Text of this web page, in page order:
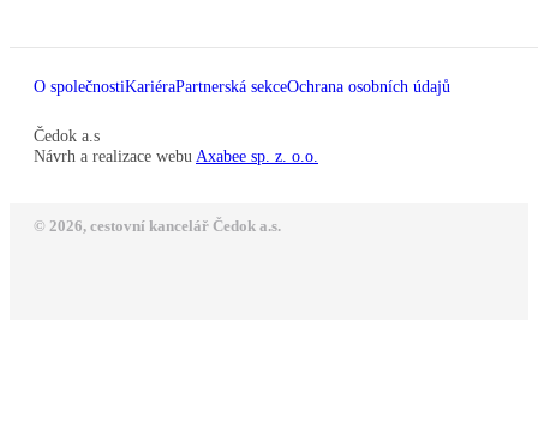
O společnostiKariéraPartnerská sekceOchrana osobních údajů
Čedok a.s
Návrh a realizace webu Axabee sp. z. o.o.
© 2026, cestovní kancelář Čedok a.s.